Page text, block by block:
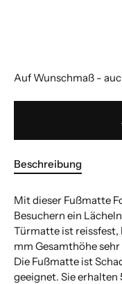
Auf Wunschmaß -
Beschreibung
Mit dieser Fußmatte
Besuchern ein
Türmatte ist reissfest,
mm Gesamthöhe
Die Fußmatte ist
geeignet. Sie erhalten